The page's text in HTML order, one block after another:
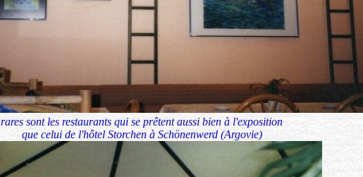
rares sont les restaurants qui se prêtent aussi bien à l'exposition
que celui de l'hôtel Storchen à Schönenwerd (Argovie)